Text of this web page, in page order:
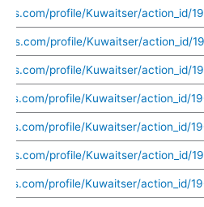
profile/Kuwaitser/action_id/
profile/Kuwaitser/action_id/
profile/Kuwaitser/action_id/
profile/Kuwaitser/action_id/
profile/Kuwaitser/action_id/
profile/Kuwaitser/action_id/
profile/Kuwaitser/action_id/